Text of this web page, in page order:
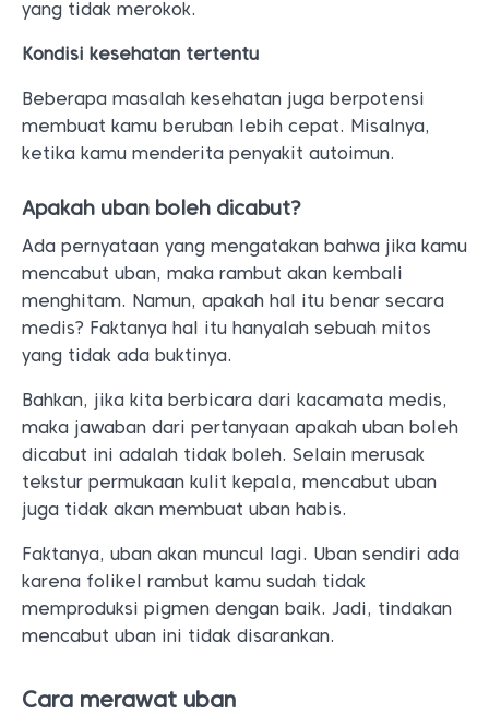
yang tidak merokok.
Kondisi kesehatan tertentu
Beberapa masalah kesehatan juga berpotensi
membuat kamu beruban lebih cepat. Misalnya,
ketika kamu menderita penyakit autoimun.
Apakah uban boleh dicabut?
Ada pernyataan yang mengatakan bahwa jika kamu
mencabut uban, maka rambut akan kembali
menghitam. Namun, apakah hal itu benar secara
medis? Faktanya hal itu hanyalah sebuah mitos
yang tidak ada buktinya.
Bahkan, jika kita berbicara dari kacamata medis,
maka jawaban dari pertanyaan apakah uban boleh
dicabut ini adalah tidak boleh. Selain merusak
tekstur permukaan kulit kepala, mencabut uban
juga tidak akan membuat uban habis.
Faktanya, uban akan muncul lagi. Uban sendiri ada
karena folikel rambut kamu sudah tidak
memproduksi pigmen dengan baik. Jadi, tindakan
mencabut uban ini tidak disarankan.
Cara merawat uban